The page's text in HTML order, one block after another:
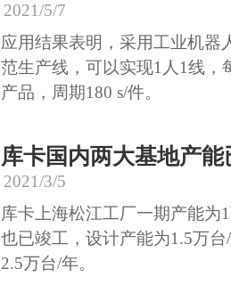
2021/5/7
应用结果表明，采用工业机器
范生产线，可以实现1人1线，
产品，周期180 s/件。
库卡国内两大基地产能
2021/3/5
库卡上海松江工厂一期产能为
也已竣工，设计产能为1.5万
2.5万台/年。